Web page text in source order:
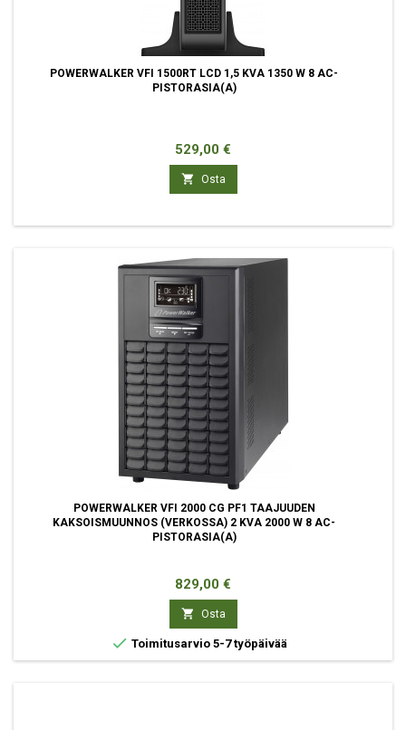
POWERWALKER VFI 1500RT LCD 1,5 KVA 1350 W 8 AC-
PISTORASIA(A)
Hinta
529,00 €
 Osta
POWERWALKER VFI 2000 CG PF1 TAAJUUDEN
KAKSOISMUUNNOS (VERKOSSA) 2 KVA 2000 W 8 AC-
PISTORASIA(A)
Hinta
829,00 €
 Osta
 Toimitusarvio 5-7 työpäivää